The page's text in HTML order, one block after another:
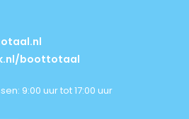
boottotaal
9:00 uur tot 17:00 uur